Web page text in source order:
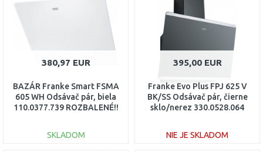
380,97 EUR
BAZÁR Franke Smart FSMA
605 WH Odsávač pár, biela
110.0377.739 ROZBALENÉ!!
SKLADOM
395,00 EUR
Franke Evo Plus FPJ 625 V
BK/SS Odsávač pár, čierne
sklo/nerez 330.0528.064
NIE JE SKLADOM